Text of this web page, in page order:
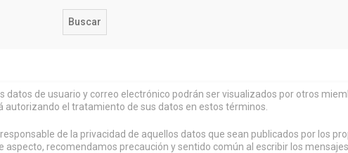
datos de usuario y correo electrónico podrán ser visualizados por otros
autorizando el tratamiento de sus datos en estos términos.
de la privacidad de aquellos datos que sean publicados por los
recomendamos precaución y sentido común al escribir los